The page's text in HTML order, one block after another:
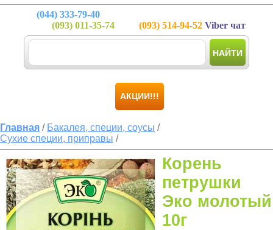
(044) 333-79-40
(093) 011-35-74 (093) 514-94-52 Viber чат
НАЙТИ
АКЦИИ!!!
Главная / Бакалея, специи, соусы /
Сухие специи, приправы /
Корень
петрушки
Эко молотый
10г